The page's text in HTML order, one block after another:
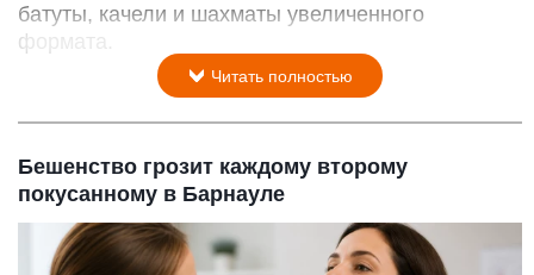
батуты, качели и шахматы увеличенного
формата.
Читать полностью
Бешенство грозит каждому второму
покусанному в Барнауле